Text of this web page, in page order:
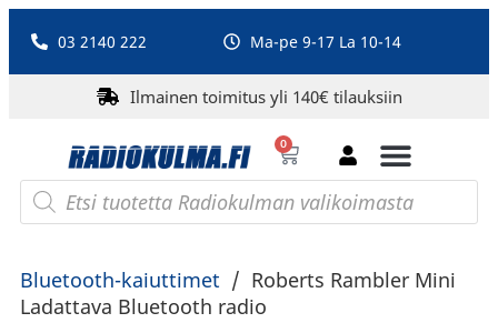
03 2140 222 Ma-pe 9-17 La 10-14
Ilmainen toimitus yli 140€ tilauksiin
0
Bluetooth-kaiuttimet / Roberts Rambler Mini
Ladattava Bluetooth radio